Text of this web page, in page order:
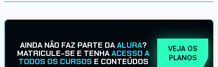
AINDA NÃO FAZ PARTE DAALURA?
MATRICULE-SE E TENHAACESSO A
TODOS OS CURSOS E CONTEÚDOS
VEJA OS
PLANOS